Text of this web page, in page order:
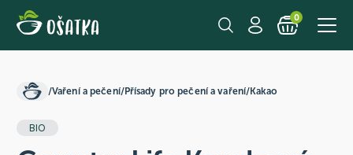
0
/Vaření a pečení/Přísady pro pečení a vaření/Kakao
BIO